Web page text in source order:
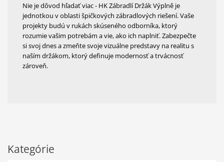
Nie je dôvod hľadať viac - HK Zábradlí Držák Výplně je
jednotkou v oblasti špičkových zábradlových riešení. Vaše
projekty budú v rukách skúseného odborníka, ktorý
rozumie vašim potrebám a vie, ako ich naplniť. Zabezpečte
si svoj dnes a zmeňte svoje vizuálne predstavy na realitu s
naším držákom, ktorý definuje modernosť a trvácnosť
zároveň.
Kategórie